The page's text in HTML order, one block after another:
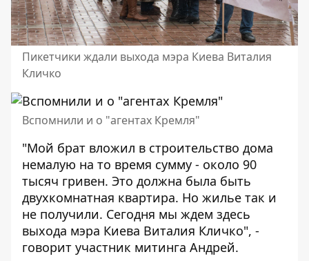
Пикетчики ждали выхода мэра Киева Виталия
Кличко
Вспомнили и о "агентах Кремля"
"Мой брат вложил в строительство дома
немалую на то время сумму - около 90
тысяч гривен. Это должна была быть
двухкомнатная квартира. Но жилье так и
не получили. Сегодня мы ждем здесь
выхода мэра Киева Виталия Кличко", -
говорит участник митинга Андрей.